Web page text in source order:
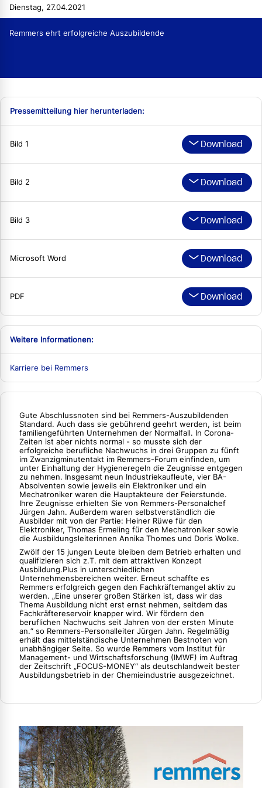
Dienstag, 27.04.2021
Remmers ehrt erfolgreiche Auszubildende
Pressemitteilung hier herunterladen:
Bild 1 Download
Bild 2 Download
Bild 3 Download
Microsoft Word Download
PDF Download
Weitere Informationen:
Karriere bei Remmers
Gute Abschlussnoten sind bei Remmers-Auszubildenden
Standard. Auch dass sie gebührend geehrt werden, ist beim
familiengeführten Unternehmen der Normalfall. In Corona-
Zeiten ist aber nichts normal - so musste sich der
erfolgreiche berufliche Nachwuchs in drei Gruppen zu fünft
im Zwanzigminutentakt im Remmers-Forum einfinden, um
unter Einhaltung der Hygieneregeln die Zeugnisse entgegen
zu nehmen. Insgesamt neun Industriekaufleute, vier BA-
Absolventen sowie jeweils ein Elektroniker und ein
Mechatroniker waren die Hauptakteure der Feierstunde.
Ihre Zeugnisse erhielten Sie von Remmers-Personalchef
Jürgen Jahn. Außerdem waren selbstverständlich die
Ausbilder mit von der Partie: Heiner Rüwe für den
Elektroniker, Thomas Ermeling für den Mechatroniker sowie
die Ausbildungsleiterinnen Annika Thomes und Doris Wolke.
Zwölf der 15 jungen Leute bleiben dem Betrieb erhalten und
qualifizieren sich z.T. mit dem attraktiven Konzept
Ausbildung.Plus in unterschiedlichen
Unternehmensbereichen weiter. Erneut schaffte es
Remmers erfolgreich gegen den Fachkräftemangel aktiv zu
werden. „Eine unserer großen Stärken ist, dass wir das
Thema Ausbildung nicht erst ernst nehmen, seitdem das
Fachkräftereservoir knapper wird. Wir fördern den
beruflichen Nachwuchs seit Jahren von der ersten Minute
an.“ so Remmers-Personalleiter Jürgen Jahn. Regelmäßig
erhält das mittelständische Unternehmen Bestnoten von
unabhängiger Seite. So wurde Remmers vom Institut für
Management- und Wirtschaftsforschung (IMWF) im Auftrag
der Zeitschrift „FOCUS-MONEY“ als deutschlandweit bester
Ausbildungsbetrieb in der Chemieindustrie ausgezeichnet.